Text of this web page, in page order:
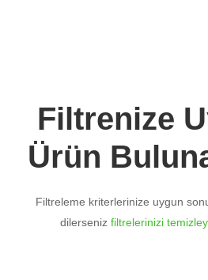
Filtrenize
Ürün
Filtreleme kriterlerinize uygun
dilerseniz filtrelerinizi